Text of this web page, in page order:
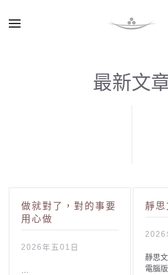
最新文
做就對了，對的事要
用心做
2026年五01日
靜思
2026
靜思
電腦